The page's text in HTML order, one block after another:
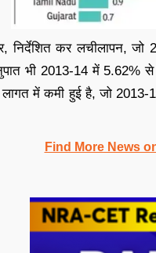
निर्देशित कर लचीलापन, जो
भी 2013-14 में
में कमी हुई है, जो
Find More News